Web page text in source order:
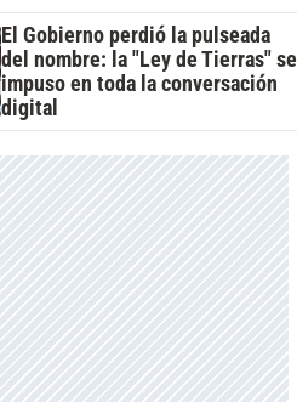
El Gobierno perdió la pulseada
del nombre: la "Ley de Tierras" se
impuso en toda la conversación
digital